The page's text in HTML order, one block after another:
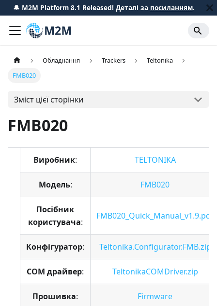
🔔 M2M Platform 8.1 Released! Деталі за посиланням.
Обладнання Trackers
Teltonika
FMB020
Зміст цієї сторінки
FMB020
Виробник: TELTONIKA
Модель: FMB020
Посібник
користувача:
FMB020_Quick_Manual_v1.9.pdf
Конфігуратор: Teltonika.Configurator.FMB.zip
COM драйвер: TeltonikaCOMDriver.zip
Прошивка: Firmware